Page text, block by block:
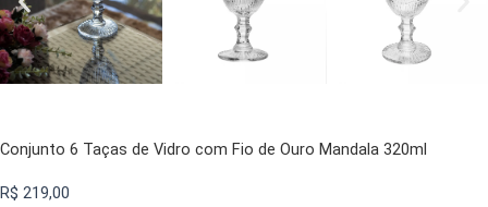
Conjunto 6 Taças de Vidro com Fio de Ouro Mandala 320ml
R$ 219,00